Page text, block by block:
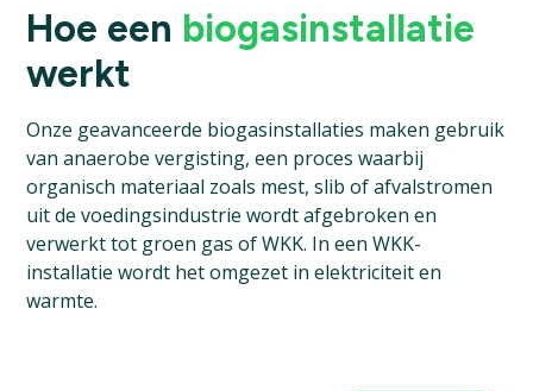
Hoe een biogasinstallatie
werkt
Onze geavanceerde biogasinstallaties maken gebruik
van anaerobe vergisting, een proces waarbij
organisch materiaal zoals mest, slib of afvalstromen
uit de voedingsindustrie wordt afgebroken en
verwerkt tot groen gas of WKK. In een WKK-
installatie wordt het omgezet in elektriciteit en
warmte.